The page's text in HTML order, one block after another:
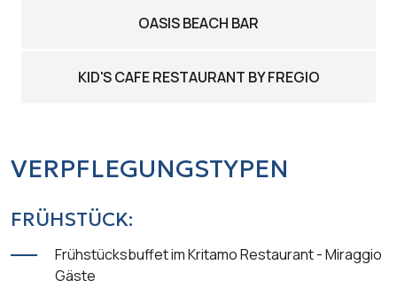
OASIS BEACH BAR
KID'S CAFE RESTAURANT BY FREGIO
VERPFLEGUNGSTYPEN
FRÜHSTÜCK:
Frühstücksbuffet im Kritamo Restaurant - Miraggio
Gäste